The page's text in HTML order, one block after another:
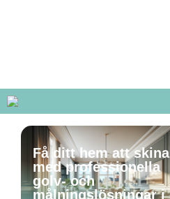
Få ditt hem att skina
med professionella
golv- och
målningslösningar i